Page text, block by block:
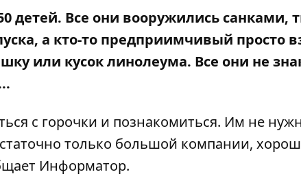
детей. Все они вооружились санками,
а кто-то предприимчивый просто
или кусок линолеума. Все они не
с горочки и познакомиться. Им не
только большой компании,
Информатор.